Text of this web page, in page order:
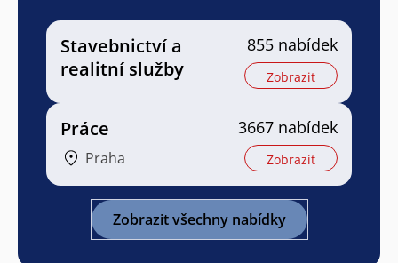
Stavebnictví a
realitní služby
855 nabídek
Zobrazit
Práce
Praha
3667 nabídek
Zobrazit
Zobrazit všechny nabídky